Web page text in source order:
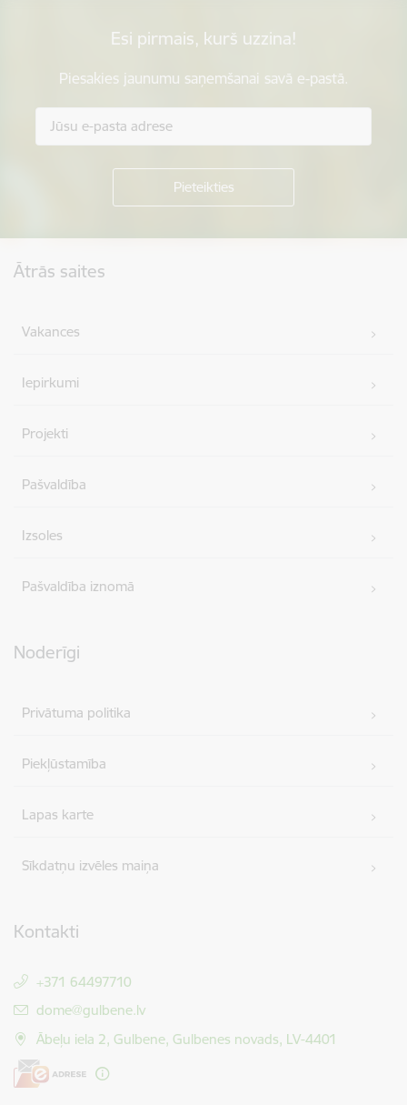
Esi pirmais, kurš uzzina!
Piesakies jaunumu saņemšanai savā e-pastā.
Ātrās saites
Vakances
Iepirkumi
Projekti
Pašvaldība
Izsoles
Pašvaldība iznomā
Noderīgi
Privātuma politika
Piekļūstamība
Lapas karte
Sīkdatņu izvēles maiņa
Kontakti
+371 64497710
E-pasts:
dome@gulbene.lv
Ābeļu iela 2, Gulbene, Gulbenes novads, LV-4401